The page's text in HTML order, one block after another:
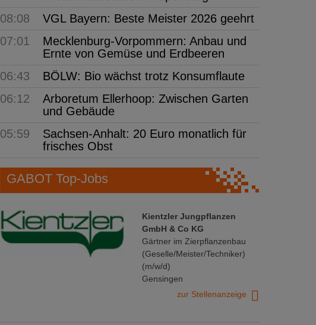
08:08
VGL Bayern: Beste Meister 2026 geehrt
07:01
Mecklenburg-Vorpommern: Anbau und
Ernte von Gemüse und Erdbeeren
06:43
BÖLW: Bio wächst trotz Konsumflaute
06:12
Arboretum Ellerhoop: Zwischen Garten
und Gebäude
05:59
Sachsen-Anhalt: 20 Euro monatlich für
frisches Obst
GABOT Top-Jobs
Kientzler Jungpflanzen
GmbH & Co KG
Gärtner im Zierpflanzenbau
(Geselle/Meister/Techniker)
(m/w/d)
Gensingen
zur Stellenanzeige